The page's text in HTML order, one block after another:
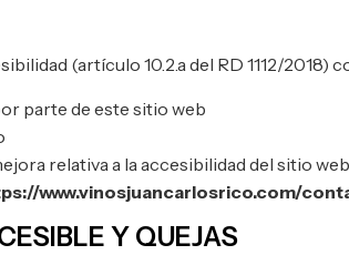
(artículo 10.2.a del RD 1112/2018)
parte de este sitio web
relativa a la accesibilidad del sitio web
www.vinosjuancarlosrico.com/
Y QUEJAS